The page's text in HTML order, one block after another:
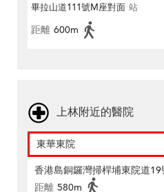
畢拉山道111號M座對面 站
距離 600m
上林附近的醫院
東華東院
香港島銅鑼灣掃桿埔東院道19
距離 580m